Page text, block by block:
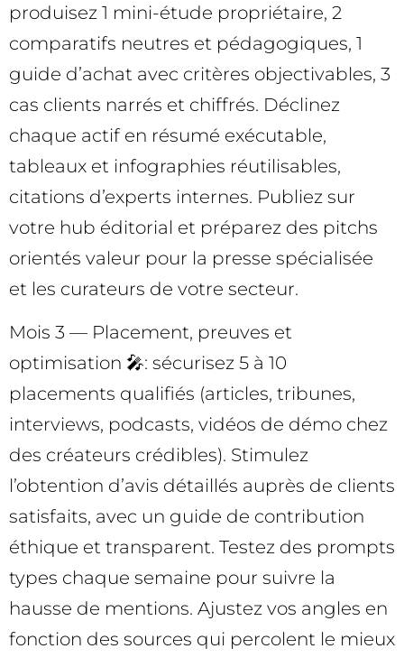
produisez 1 mini-étude propriétaire, 2
comparatifs neutres et pédagogiques, 1
guide d’achat avec critères objectivables, 3
cas clients narrés et chiffrés. Déclinez
chaque actif en résumé exécutable,
tableaux et infographies réutilisables,
citations d’experts internes. Publiez sur
votre hub éditorial et préparez des pitchs
orientés valeur pour la presse spécialisée
et les curateurs de votre secteur.
Mois 3 — Placement, preuves et
optimisation 🎤: sécurisez 5 à 10
placements qualifiés (articles, tribunes,
interviews, podcasts, vidéos de démo chez
des créateurs crédibles). Stimulez
l’obtention d’avis détaillés auprès de clients
satisfaits, avec un guide de contribution
éthique et transparent. Testez des prompts
types chaque semaine pour suivre la
hausse de mentions. Ajustez vos angles en
fonction des sources qui percolent le mieux